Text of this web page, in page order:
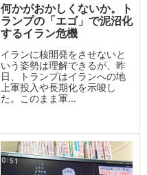
何かがおかしくないか。ト
ランプの「エゴ」で泥沼化
するイラン危機
イランに核開発をさせないと
いう姿勢は理解できるが、昨
日、トランプはイランへの地
上軍投入や長期化を示唆し
た。このまま軍...